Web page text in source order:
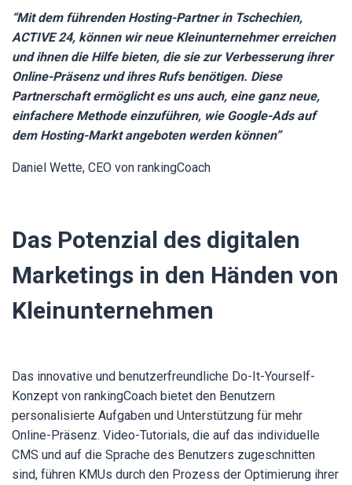
“Mit dem führenden Hosting-Partner in Tschechien,
ACTIVE 24, können wir neue Kleinunternehmer erreichen
und ihnen die Hilfe bieten, die sie zur Verbesserung ihrer
Online-Präsenz und ihres Rufs benötigen. Diese
Partnerschaft ermöglicht es uns auch, eine ganz neue,
einfachere Methode einzuführen, wie Google-Ads auf
dem Hosting-Markt angeboten werden können”
Daniel Wette, CEO von rankingCoach
Das Potenzial des digitalen
Marketings in den Händen von
Kleinunternehmen
Das innovative und benutzerfreundliche Do-It-Yourself-
Konzept von rankingCoach bietet den Benutzern
personalisierte Aufgaben und Unterstützung für mehr
Online-Präsenz. Video-Tutorials, die auf das individuelle
CMS und auf die Sprache des Benutzers zugeschnitten
sind, führen KMUs durch den Prozess der Optimierung ihrer